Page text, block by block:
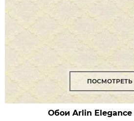
ПОСМОТРЕТЬ
Обои Arlin Elegance